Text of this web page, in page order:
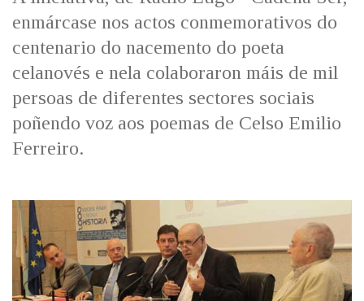
IDENTIDADE CORPORATIVA
MARCIAL DEL ADALID
CASA-MUSEO EMILIA PARDO
BAZÁN
FIGURAS HOMENAXEADAS
HISTORIA
60 ANOS DLG
PRIMAVERA DAS LETRAS
PORTAL DAS PALABRAS
Facebook
Twitter
enmárcase nos actos conmemorativos do
centenario do nacemento do poeta
celanovés e nela colaboraron máis de mil
persoas de diferentes sectores sociais
poñendo voz aos poemas de Celso Emilio
Ferreiro.